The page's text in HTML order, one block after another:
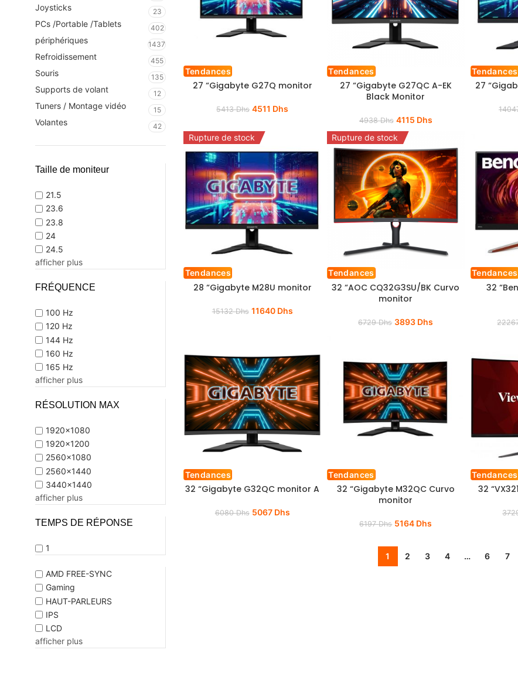
Joysticks 23
PCs /Portable /Tablets 402
périphériques 1437
Refroidissement 455
Souris 135
Supports de volant 12
Tuners / Montage vidéo 15
Volantes 42
Taille de moniteur
21.5
23.6
23.8
24
24.5
afficher plus
FRÉQUENCE
100 Hz
120 Hz
144 Hz
160 Hz
165 Hz
afficher plus
RÉSOLUTION MAX
1920x1080
1920x1200
2560x1080
2560x1440
3440x1440
afficher plus
TEMPS DE RÉPONSE
1
AMD FREE-SYNC
Gaming
HAUT-PARLEURS
IPS
LCD
afficher plus
Tendances
27 “Gigabyte G27Q monitor
5413Dhs 4511 Dhs
Tendances
27 “Gigabyte G27QC A-EK
Black Monitor
4938Dhs 4115 Dhs
Tendances
27
Rupture de stock
Tendances
28 “Gigabyte M28U monitor
15132Dhs 11640 Dhs
Rupture de stock
Tendances
32 “AOC CQ32G3SU/BK Curvo
monitor
6729Dhs 3893 Dhs
Tendances
32
Tendances
32 “Gigabyte G32QC monitor A
6080Dhs 5067 Dhs
Tendances
32 “Gigabyte M32QC Curvo
monitor
6197Dhs 5164 Dhs
Tendances
32
1 2 3 4 … 6 7